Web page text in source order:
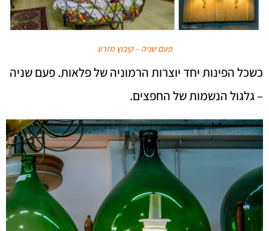
פעם שניה – קיבוץ מזרע
כשכל הפינות יחד יוצרות הרמוניה של פלאות. פעם שניה
– גלגול הנשמות של החפצים.